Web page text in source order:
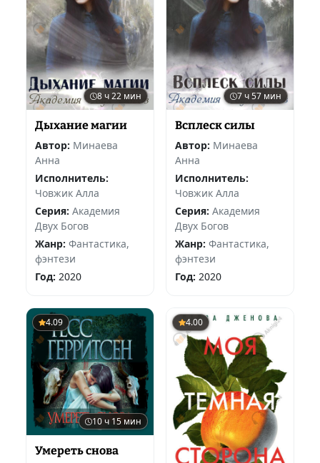
8 ч 22 мин
Дыхание магии
Автор: Минаева
Анна
Исполнитель:
Човжик Алла
Серия: Академия
Двух Богов
Жанр: Фантастика,
фэнтези
Год: 2020
7 ч 57 мин
Всплеск силы
Автор: Минаева
Анна
Исполнитель:
Човжик Алла
Серия: Академия
Двух Богов
Жанр: Фантастика,
фэнтези
Год: 2020
4.09
10 ч 15 мин
Умереть снова
4.00